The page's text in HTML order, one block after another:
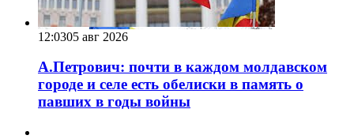
12:0305 авг 2026
А.Петрович: почти в каждом молдавском
городе и селе есть обелиски в память о
павших в годы войны